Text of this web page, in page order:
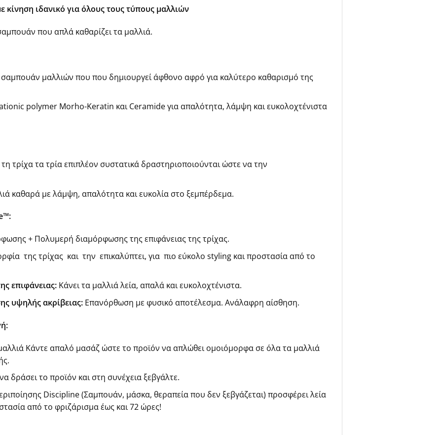
κίνηση ιδανικό για όλους τους τύπους μαλλιών
που απλά καθαρίζει τα μαλλιά.
μαλλιών που που δημιουργεί άφθονο αφρό για καλύτερο καθαρισμό της
polymer Morho-Keratin και Ceramide για απαλότητα, λάμψη και ευκολοχτένιστα
τρίχα τα τρία επιπλέον συστατικά δραστηριοποιούνται ώστε να την
καθαρά με λάμψη, απαλότητα και ευκολία στο ξεμπέρδεμα.
+ Πολυμερή διαμόρφωσης της επιφάνειας της τρίχας.
της τρίχας και την επικαλύπτει, για πιο εύκολο styling και προστασία από το
επιφάνειας:Κάνει τα μαλλιά λεία, απαλά και ευκολοχτένιστα.
υψηλής ακρίβειας:Επανόρθωση με φυσικό αποτέλεσμα. Ανάλαφρη αίσθηση.
Κάντε απαλό μασάζ ώστε το προϊόν να απλώθει ομοιόμορφα σε όλα τα μαλλιά
δράσει το προϊόν και στη συνέχεια ξεβγάλτε.
Discipline (Σαμπουάν, μάσκα, θεραπεία που δεν ξεβγάζεται) προσφέρει λεία
από το φριζάρισμα έως και 72 ώρες!